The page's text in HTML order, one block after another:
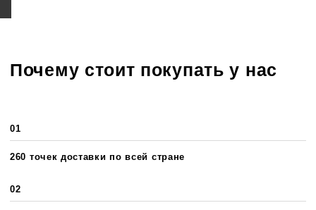
Почему стоит покупать у нас
01
260 точек доставки по всей стране
02